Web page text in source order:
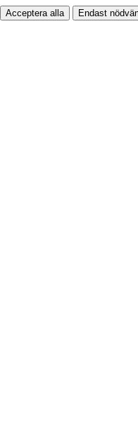
Acceptera alla Endast